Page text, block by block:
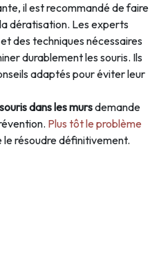
il est recommandé de faire
dératisation. Les experts
des techniques nécessaires
durablement les souris. Ils
adaptés pour éviter leur
souris dans les mursdemande
Plus tôt le problème
le résoudre définitivement.